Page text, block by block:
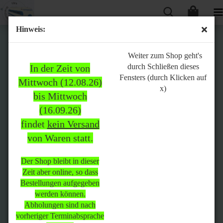
Hinweis:
In der Zeit von
Mittwoch (12.08.26)
bis Mittwoch
(16.09.26)
findet kein Versand
von Waren statt.
Der Shop bleibt in dieser
Zeit aber online, so dass
Bestellungen aufgegeben
werden können.
Abholungen sind nach
vorheriger Terminabsprache
Weiter zum Shop geht's
durch Schließen dieses
Fensters (durch Klicken auf
x)
Bitte
beachten:
In der Zeit von Mittwoch
(12.08.26) bis Mittwoch
(16.09.26)
statt.
Der Shop bleibt in dieser Zeit
aber online, so dass
Bestellungen aufgegeben
werden können.